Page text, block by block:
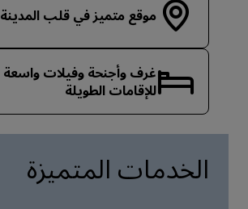
موقع متميز في قلب المدينة
غرف وأجنحة وفيلات واسعة
للإقامات الطويلة
الخدمات المتميزة